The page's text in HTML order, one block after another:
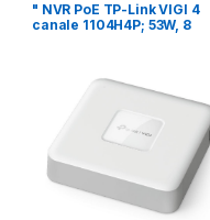
" NVR PoE TP-Link VIGI 4
canale 1104H4P; 53W, 8